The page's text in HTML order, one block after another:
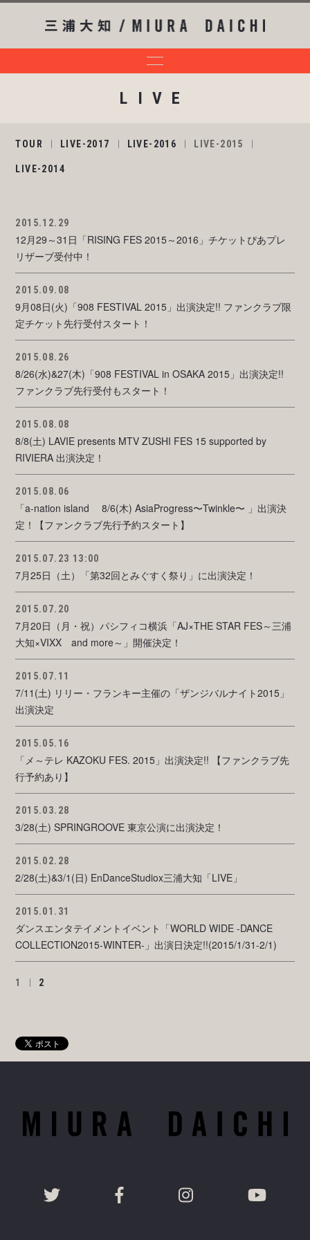
LIVE
TOUR LIVE-2017 LIVE-2016 LIVE-2015
LIVE-2014
2015.12.29
12月29～31日「RISING FES 2015～2016」チケットぴあプレ
リザーブ受付中！
2015.09.08
9月08日(火)「908 FESTIVAL 2015」出演決定!! ファンクラブ限
定チケット先行受付スタート！
2015.08.26
8/26(水)&27(木)「908 FESTIVAL in OSAKA 2015」出演決定!!
ファンクラブ先行受付もスタート！
2015.08.08
8/8(土) LAVIE presents MTV ZUSHI FES 15 supported by
RIVIERA 出演決定！
2015.08.06
「a-nation island 8/6(木) AsiaProgress〜Twinkle〜 」出演決
定！【ファンクラブ先行予約スタート】
2015.07.23 13:00
7月25日（土）「第32回とみぐすく祭り」に出演決定！
2015.07.20
7月20日（月・祝）パシフィコ横浜「AJ×THE STAR FES～三浦
大知×VIXX and more～」開催決定！
2015.07.11
7/11(土) リリー・フランキー主催の「ザンジバルナイト2015」
出演決定
2015.05.16
「メ～テレ KAZOKU FES. 2015」出演決定!! 【ファンクラブ先
行予約あり】
2015.03.28
3/28(土) SPRINGROOVE 東京公演に出演決定！
2015.02.28
2/28(土)&3/1(日) EnDanceStudiox三浦大知「LIVE」
2015.01.31
ダンスエンタテイメントイベント「WORLD WIDE -DANCE
COLLECTION2015-WINTER-」出演日決定!!(2015/1/31-2/1)
1 2